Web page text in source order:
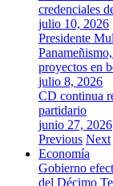
credenciales
julio 10, 2026
Presidente
proyectos en
julio 8, 2026
CD continua
partidario
junio 27, 2026
Previous Next
Economía
Gobierno
del Décimo